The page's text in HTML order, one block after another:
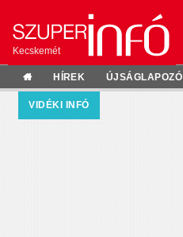
Kecskemét
HÍREK ÚJSÁGLAPOZÓ
VIDÉKI INFÓ